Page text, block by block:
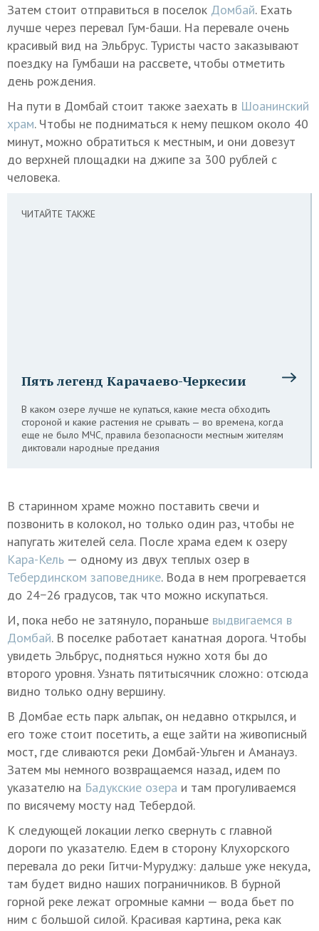
Затем стоит отправиться в поселок Домбай. Ехать
лучше через перевал Гум-баши. На перевале очень
красивый вид на Эльбрус. Туристы часто заказывают
поездку на Гумбаши на рассвете, чтобы отметить
день рождения.
На пути в Домбай стоит также заехать в Шоанинский
храм. Чтобы не подниматься к нему пешком около 40
минут, можно обратиться к местным, и они довезут
до верхней площадки на джипе за 300 рублей с
человека.
ЧИТАЙТЕ ТАКЖЕ
Пять легенд Карачаево-Черкесии
В каком озере лучше не купаться, какие места обходить
стороной и какие растения не срывать — во времена, когда
еще не было МЧС, правила безопасности местным жителям
диктовали народные предания
В старинном храме можно поставить свечи и
позвонить в колокол, но только один раз, чтобы не
напугать жителей села. После храма едем к озеру
Кара-Кель — одному из двух теплых озер в
Тебердинском заповеднике. Вода в нем прогревается
до 24−26 градусов, так что можно искупаться.
И, пока небо не затянуло, пораньше выдвигаемся в
Домбай. В поселке работает канатная дорога. Чтобы
увидеть Эльбрус, подняться нужно хотя бы до
второго уровня. Узнать пятитысячник сложно: отсюда
видно только одну вершину.
В Домбае есть парк альпак, он недавно открылся, и
его тоже стоит посетить, а еще зайти на живописный
мост, где сливаются реки Домбай-Ульген и Аманауз.
Затем мы немного возвращаемся назад, идем по
указателю на Бадукские озера и там прогуливаемся
по висячему мосту над Тебердой.
К следующей локации легко свернуть с главной
дороги по указателю. Едем в сторону Клухорского
перевала до реки Гитчи-Муруджу: дальше уже некуда,
там будет видно наших пограничников. В бурной
горной реке лежат огромные камни — вода бьет по
ним с большой силой. Красивая картина, река как